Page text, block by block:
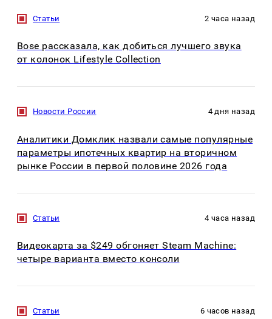
Статьи 2 часа назад
Bose рассказала, как добиться лучшего звука
от колонок Lifestyle Collection
Новости России 4 дня назад
Аналитики Домклик назвали самые популярные
параметры ипотечных квартир на вторичном
рынке России в первой половине 2026 года
Статьи 4 часа назад
Видеокарта за $249 обгоняет Steam Machine:
четыре варианта вместо консоли
Статьи 6 часов назад